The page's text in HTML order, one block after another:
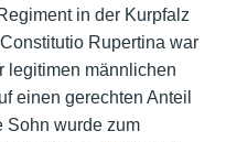
in der Kurpfalz
Rupertina war
legitimen männlichen
einen gerechten Anteil
Sohn wurde zum